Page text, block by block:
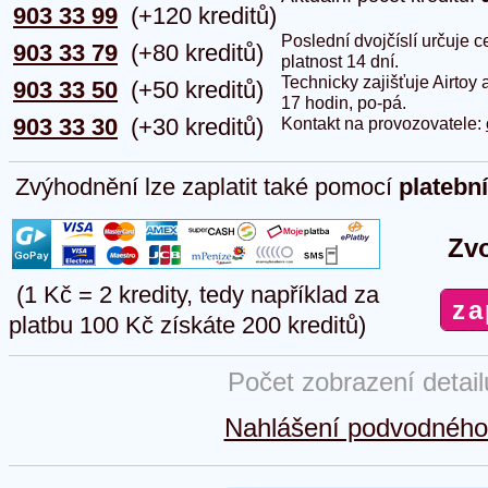
903 33 99
903 33 79
903 33 50
903 33 30
(+120 kreditů)
(+80 kreditů)
(+50 kreditů)
(+30 kreditů)
Poslední dvojčíslí určuje
platnost 14 dní.
Technicky zajišťuje Airtoy
17 hodin, po-pá.
Kontakt na provozovatele:
Zvýhodnění lze zaplatit také pomocí
(1 Kč = 2 kredity, tedy například za
platbu 100 Kč získáte 200 kreditů)
Počet zobrazení
Nahlášení